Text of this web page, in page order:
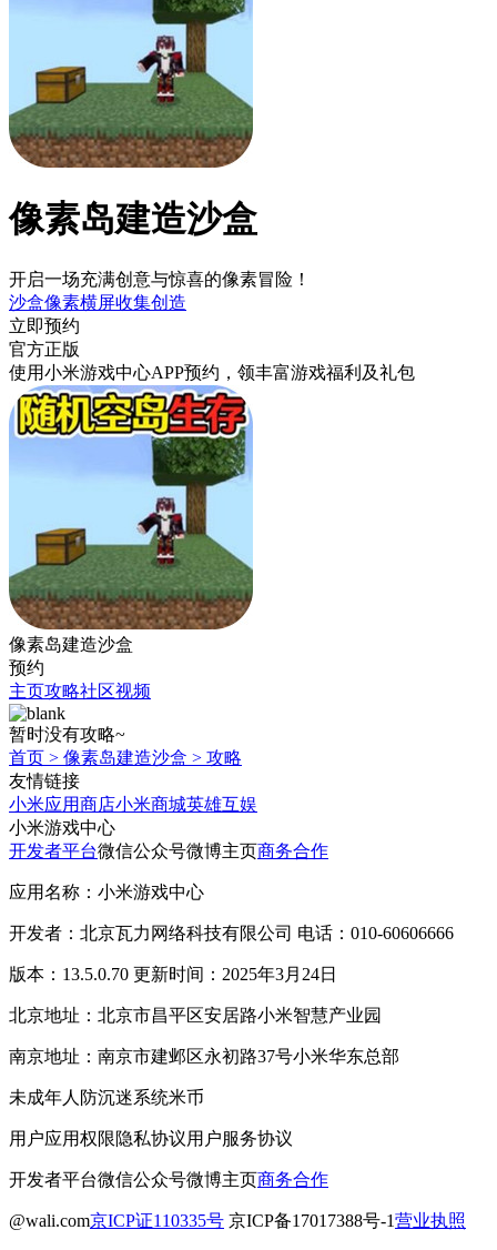
像素岛建造沙盒
开启一场充满创意与惊喜的像素冒险！
沙盒像素横屏收集创造
立即预约
官方正版
使用小米游戏中心APP预约 ，领丰富游戏福利 及礼包
像素岛建造沙盒
预约
主页攻略社区视频
暂时没有攻略~
首页 > 像素岛建造沙盒 > 攻略
友情链接
小米应用商店小米商城英雄互娱
小米游戏中心
开发者平台微信公众号微博主页商务合作
应用名称：小米游戏中心
开发者：北京瓦力网络科技有限公司 电话：010-60606666
版本：13.5.0.70 更新时间：2025年3月24日
北京地址：北京市昌平区安居路小米智慧产业园
南京地址：南京市建邺区永初路37号小米华东总部
未成年人防沉迷系统米币
用户应用权限隐私协议用户服务协议
开发者平台微信公众号微博主页商务合作
@wali.com京ICP证110335号 京ICP备17017388号-1营业执照